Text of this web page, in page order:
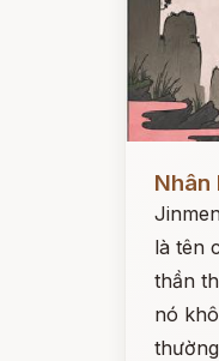
Nhân
là tên
thần
nó